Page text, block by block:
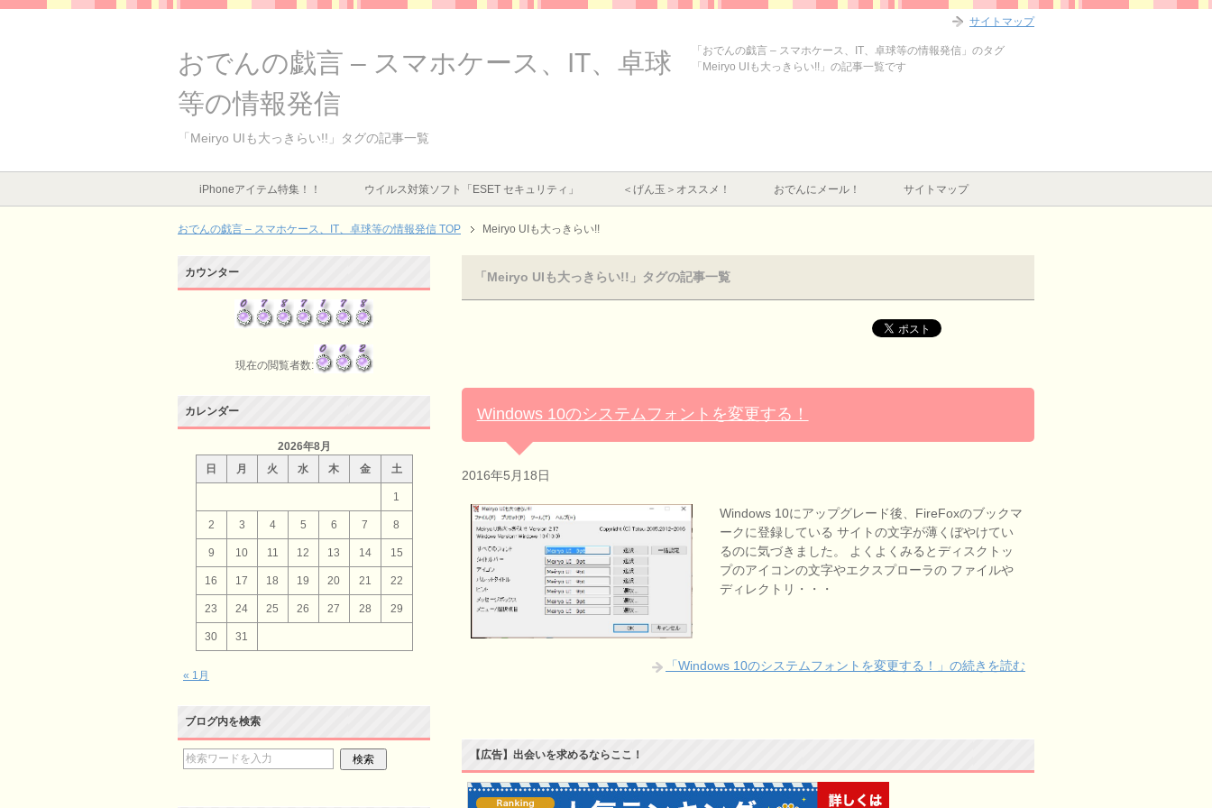
おでんの戯言 – スマホケース、IT、卓球
等の情報発信
「Meiryo UIも大っきらい!!」タグの記事一覧
「おでんの戯言 – スマホケース、IT、卓球等の情報発信」のタグ
「Meiryo UIも大っきらい!!」の記事一覧です
iPhoneアイテム特集！！ ウイルス対策ソフト「ESET セキュリティ」 ＜げん玉＞オススメ！ おでんにメール！ サイトマップ
おでんの戯言 – スマホケース、IT、卓球等の情報発信 TOP Meiryo UIも大っきらい!!
「Meiryo UIも大っきらい!!」タグの記事一覧
Windows 10のシステムフォントを変更する！
2016年5月18日
Windows 10にアップグレード後、FireFoxのブックマ
ークに登録している サイトの文字が薄くぼやけてい
るのに気づきました。 よくよくみるとディスクトッ
プのアイコンの文字やエクスプローラの ファイルや
ディレクトリ・・・
「Windows 10のシステムフォントを変更する！」の続きを読む
【広告】出会いを求めるならここ！
カウンター
現在の閲覧者数:
カレンダー
2026年8月
日
月 火 水 木 金 土
1
2 3 4 5 6 7 8
9 10 11 12 13 14 15
16 17 18 19 20 21 22
23 24 25 26 27 28 29
30 31
« 1月
ブログ内を検索
サイトマップ